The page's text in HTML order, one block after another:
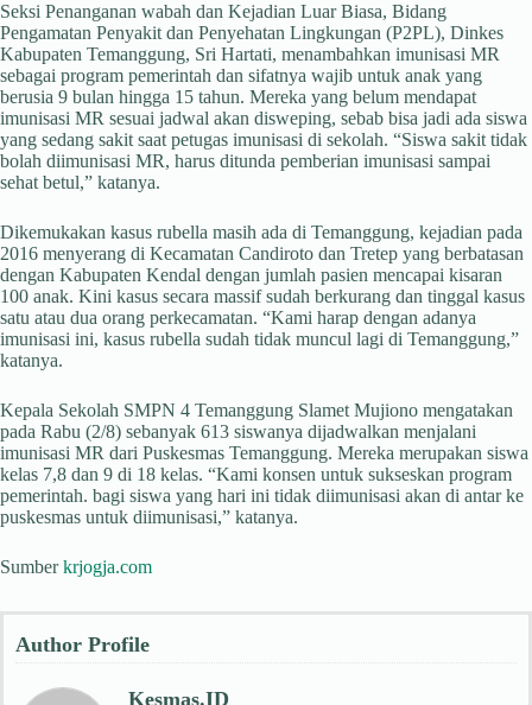
Seksi Penanganan wabah dan Kejadian Luar Biasa, Bidang
Pengamatan Penyakit dan Penyehatan Lingkungan (P2PL), Dinkes
Kabupaten Temanggung, Sri Hartati, menambahkan imunisasi MR
sebagai program pemerintah dan sifatnya wajib untuk anak yang
berusia 9 bulan hingga 15 tahun. Mereka yang belum mendapat
imunisasi MR sesuai jadwal akan disweping, sebab bisa jadi ada siswa
yang sedang sakit saat petugas imunisasi di sekolah. “Siswa sakit tidak
bolah diimunisasi MR, harus ditunda pemberian imunisasi sampai
sehat betul,” katanya.
Dikemukakan kasus rubella masih ada di Temanggung, kejadian pada
2016 menyerang di Kecamatan Candiroto dan Tretep yang berbatasan
dengan Kabupaten Kendal dengan jumlah pasien mencapai kisaran
100 anak. Kini kasus secara massif sudah berkurang dan tinggal kasus
satu atau dua orang perkecamatan. “Kami harap dengan adanya
imunisasi ini, kasus rubella sudah tidak muncul lagi di Temanggung,”
katanya.
Kepala Sekolah SMPN 4 Temanggung Slamet Mujiono mengatakan
pada Rabu (2/8) sebanyak 613 siswanya dijadwalkan menjalani
imunisasi MR dari Puskesmas Temanggung. Mereka merupakan siswa
kelas 7,8 dan 9 di 18 kelas. “Kami konsen untuk sukseskan program
pemerintah. bagi siswa yang hari ini tidak diimunisasi akan di antar ke
puskesmas untuk diimunisasi,” katanya.
Sumberkrjogja.com
Author Profile
Kesmas.ID